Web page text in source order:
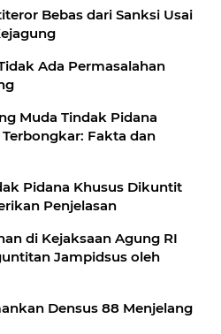
Bebas dari Sanksi Usai
Ada Permasalahan
Muda Tindak Pidana
Fakta dan
Pidana Khusus Dikuntit
Penjelasan
di Kejaksaan Agung RI
Jampidsus oleh
Densus 88 Menjelang